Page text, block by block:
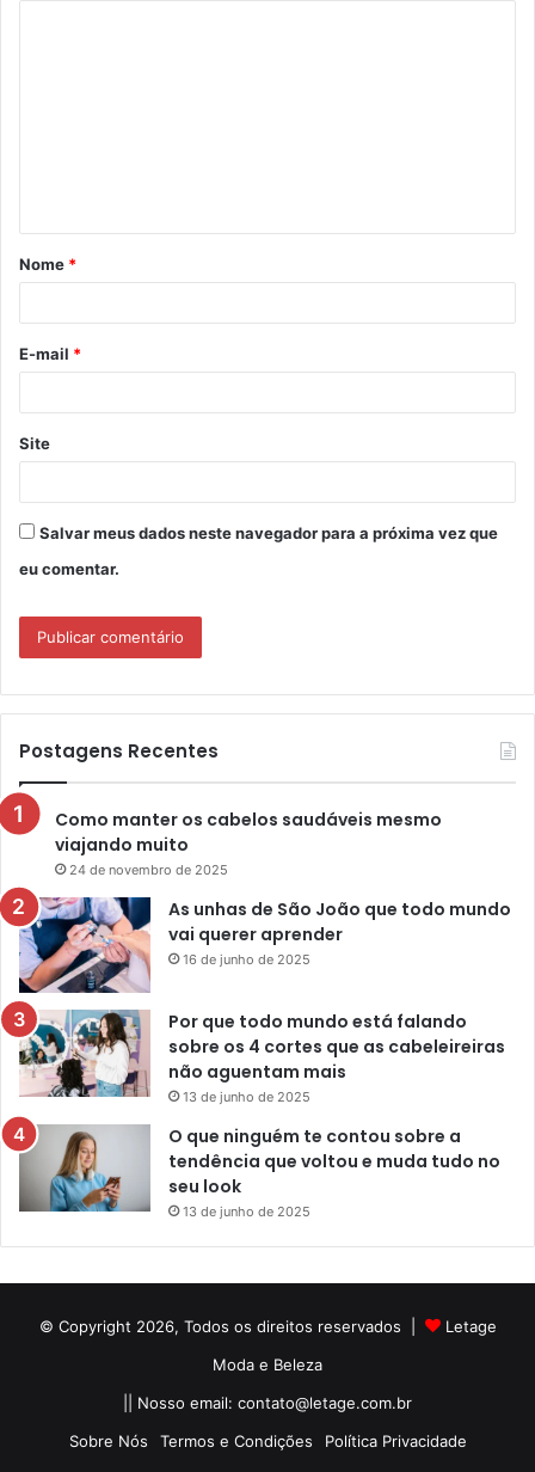
á
r
*
Nome *
E-mail *
Site
Salvar meus dados neste navegador para a próxima vez que
eu comentar.
Postagens Recentes
Como manter os cabelos saudáveis mesmo
viajando muito
24 de novembro de 2025
As unhas de São João que todo mundo
vai querer aprender
16 de junho de 2025
Por que todo mundo está falando
sobre os 4 cortes que as cabeleireiras
não aguentam mais
13 de junho de 2025
O que ninguém te contou sobre a
tendência que voltou e muda tudo no
seu look
13 de junho de 2025
© Copyright 2026, Todos os direitos reservados |
Letage
Moda e Beleza
|| Nosso email: contato@letage.com.br
Sobre Nós
Termos e Condições Política Privacidade